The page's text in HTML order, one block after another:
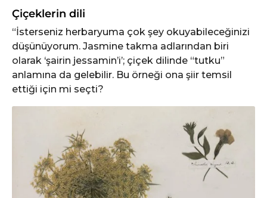
Çiçeklerin dili
“İsterseniz herbaryuma çok şey okuyabileceğinizi
düşünüyorum. Jasmine takma adlarından biri
olarak ‘şairin jessamin’i’; çiçek dilinde “tutku”
anlamına da gelebilir. Bu örneği ona şiir temsil
ettiği için mi seçti?